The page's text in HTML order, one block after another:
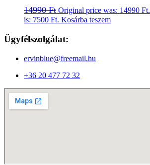
14990Ft Original price was: 14990 Ft.
is: 7500 Ft. Kosárba teszem
Ügyfélszolgálat:
ervinblue@freemail.hu
+36 20 477 72 32